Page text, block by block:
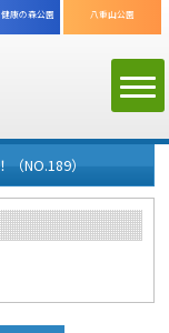
健康の森公園 八重山公園
NO.189）